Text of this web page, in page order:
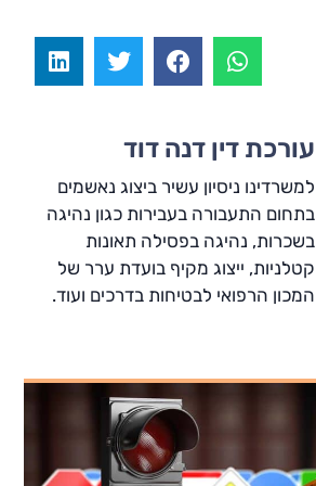
עורכת דין דנה דוד
למשרדינו ניסיון עשיר ביצוג נאשמים
בתחום התעבורה בעבירות כגון נהיגה
בשכרות, נהיגה בפסילה תאונות
קטלניות, ייצוג מקיף בועדת ערר של
המכון הרפואי לבטיחות בדרכים ועוד.